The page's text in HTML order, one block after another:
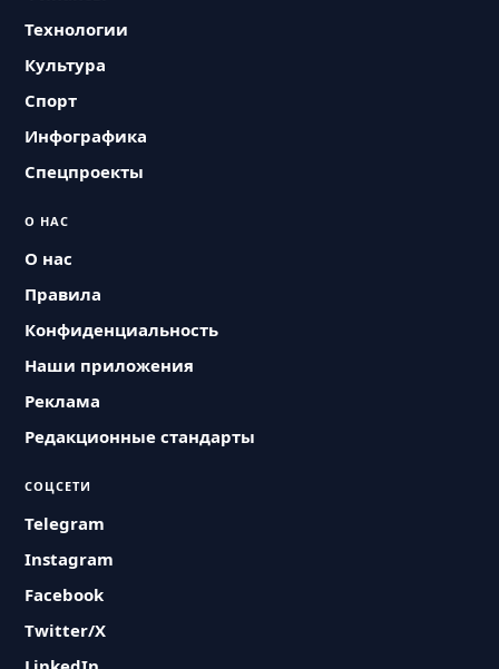
Технологии
Культура
Спорт
Инфографика
Спецпроекты
О НАС
О нас
Правила
Конфиденциальность
Наши приложения
Реклама
Редакционные стандарты
СОЦСЕТИ
Telegram
Instagram
Facebook
Twitter/X